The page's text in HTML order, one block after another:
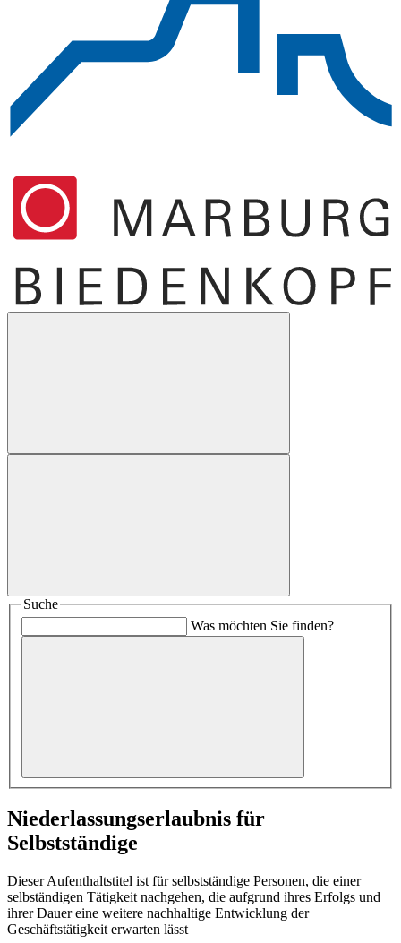
Suche
Was möchten Sie finden?
Niederlassungserlaubnis für
Selbstständige
Dieser Aufenthaltstitel ist für selbstständige Personen, die einer
selbständigen Tätigkeit nachgehen, die aufgrund ihres Erfolgs und
ihrer Dauer eine weitere nachhaltige Entwicklung der
Geschäftstätigkeit erwarten lässt